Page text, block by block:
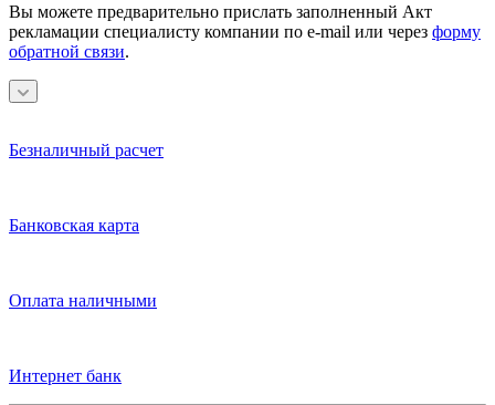
Вы можете предварительно прислать заполненный Акт
рекламации специалисту компании по e-mail или через форму
обратной связи.
Безналичный расчет
Банковская карта
Оплата наличными
Интернет банк